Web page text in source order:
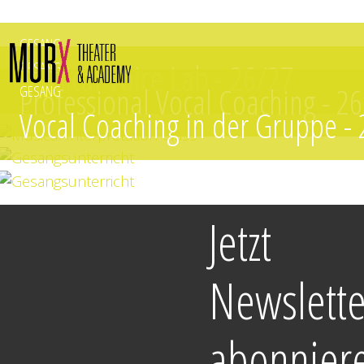
GESANG
Musical Voice Lab - 26/27
GESANG
Professional Vocal Coaching -
GESANG
Vocal Coaching in der Gruppe
Jetzt